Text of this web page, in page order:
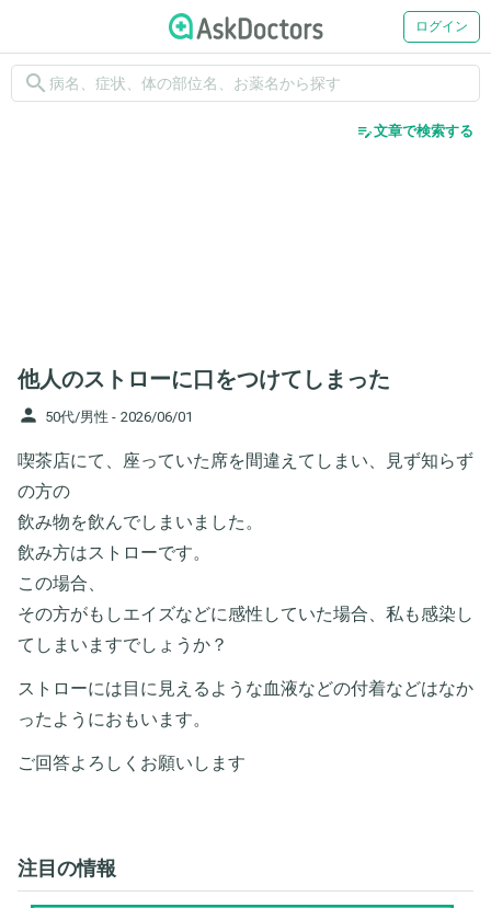
ログイン
search
edit_note文章で検索する
他人のストローに口をつけてしまった
person 50代/男性 - 2026/06/01
喫茶店にて、座っていた席を間違えてしまい、見ず知らず
の方の
飲み物を飲んでしまいました。
飲み方はストローです。
この場合、
その方がもしエイズなどに感性していた場合、私も感染し
てしまいますでしょうか？
ストローには目に見えるような血液などの付着などはなか
ったようにおもいます。
ご回答よろしくお願いします
注目の情報